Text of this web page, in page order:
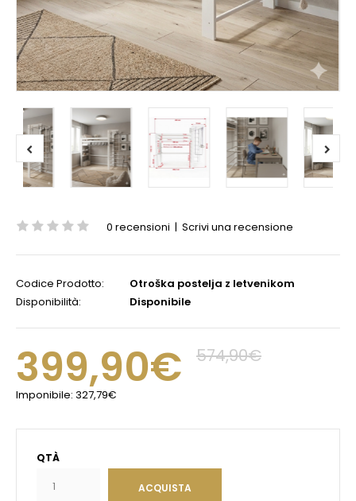
0 recensioni | Scrivi una recensione
Codice Prodotto:
Otroška postelja z letvenikom
Disponibilità:
Disponibile
399,90€ 574,90€
Imponibile: 327,79€
QTÀ